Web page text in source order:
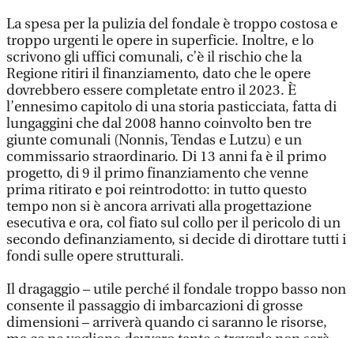
La spesa per la pulizia del fondale è troppo costosa e
troppo urgenti le opere in superficie. Inoltre, e lo
scrivono gli uffici comunali, c’è il rischio che la
Regione ritiri il finanziamento, dato che le opere
dovrebbero essere completate entro il 2023. È
l’ennesimo capitolo di una storia pasticciata, fatta di
lungaggini che dal 2008 hanno coinvolto ben tre
giunte comunali (Nonnis, Tendas e Lutzu) e un
commissario straordinario. Di 13 anni fa è il primo
progetto, di 9 il primo finanziamento che venne
prima ritirato e poi reintrodotto: in tutto questo
tempo non si è ancora arrivati alla progettazione
esecutiva e ora, col fiato sul collo per il pericolo di un
secondo definanziamento, si decide di dirottare tutti i
fondi sulle opere strutturali.
Il dragaggio – utile perché il fondale troppo basso non
consente il passaggio di imbarcazioni di grosse
dimensioni – arriverà quando ci saranno le risorse,